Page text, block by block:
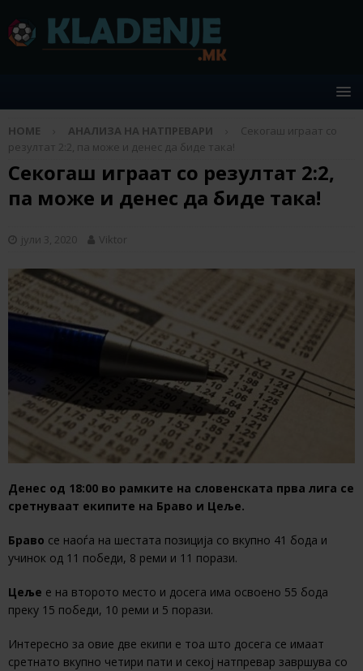
HOME АНАЛИЗА НА НАТПРЕВАРИ
Секогаш играат со
резултат 2:2, па може и денес да биде така!
Секогаш играат со резултат 2:2,
па може и денес да биде така!
јули 3, 2020 Viktor
Денес од 18:00 во рамките на словенската прва лига се
сретнуваат екипите на Браво и Цеље.
Браво се наоѓа на шестата позиција со вкупно 41 бода и
учинок од 11 победи, 8 реми и 11 порази.
Цеље е на второто место и досега има освоено 55 бода
преку 15 победи, 10 реми и 5 порази.
Интересно за овие две екипи е тоа што досега се имаат
сретнато вкупно четири пати и секој натпревар завршува со